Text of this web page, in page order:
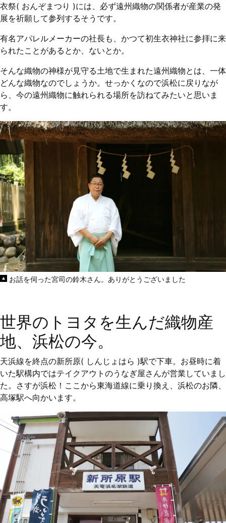
衣祭( おんぞまつり )には、必ず遠州織物の関係者が産業の発
展を祈願して参列するそうです。
有名アパレルメーカーの社長も、かつて初生衣神社に参拝に来
られたことがあるとか、ないとか。
そんな織物の神様が見守る土地で生まれた遠州織物とは、一体
どんな織物なのでしょうか。せっかくなので浜松に戻りなが
ら、今の遠州織物に触れられる場所を訪ねてみたいと思いま
す。
お話を伺った宮司の鈴木さん。ありがとうございました
世界のトヨタを生んだ織物産
地、浜松の今。
天浜線を終点の新所原( しんじょはら )駅で下車。お昼時に着
いた駅構内ではテイクアウトのうなぎ屋さんが営業していまし
た。さすが浜松！ここから東海道線に乗り換え、浜松のお隣、
高塚駅へ向かいます。